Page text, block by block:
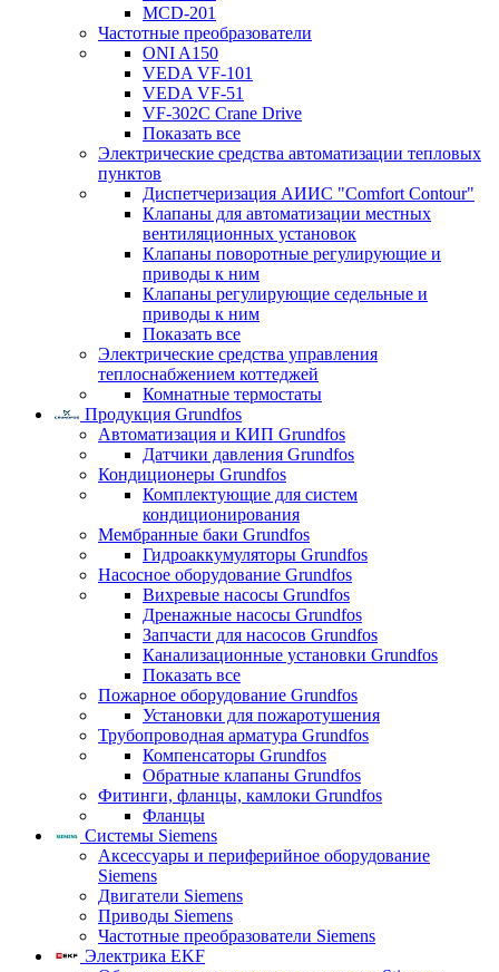
MCD-201
Частотные преобразователи
ONI A150
VEDA VF-101
VEDA VF-51
VF-302C Crane Drive
Показать все
Электрические средства автоматизации тепловых
пунктов
Диспетчеризация АИИС "Comfort Contour"
Клапаны для автоматизации местных
вентиляционных установок
Клапаны поворотные регулирующие и
приводы к ним
Клапаны регулирующие седельные и
приводы к ним
Показать все
Электрические средства управления
теплоснабжением коттеджей
Комнатные термостаты
Продукция Grundfos
Автоматизация и КИП Grundfos
Датчики давления Grundfos
Кондиционеры Grundfos
Комплектующие для систем
кондиционирования
Мембранные баки Grundfos
Гидроаккумуляторы Grundfos
Насосное оборудование Grundfos
Вихревые насосы Grundfos
Дренажные насосы Grundfos
Запчасти для насосов Grundfos
Канализационные установки Grundfos
Показать все
Пожарное оборудование Grundfos
Установки для пожаротушения
Трубопроводная арматура Grundfos
Компенсаторы Grundfos
Обратные клапаны Grundfos
Фитинги, фланцы, камлоки Grundfos
Фланцы
Системы Siemens
Аксессуары и периферийное оборудование
Siemens
Двигатели Siemens
Приводы Siemens
Частотные преобразователи Siemens
Электрика EKF